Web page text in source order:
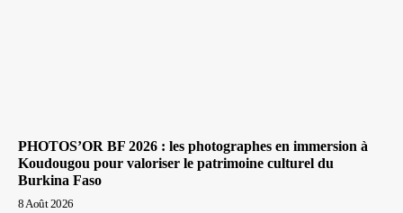
PHOTOS’OR BF 2026 : les photographes en immersion à
Koudougou pour valoriser le patrimoine culturel du
Burkina Faso
8 Août 2026